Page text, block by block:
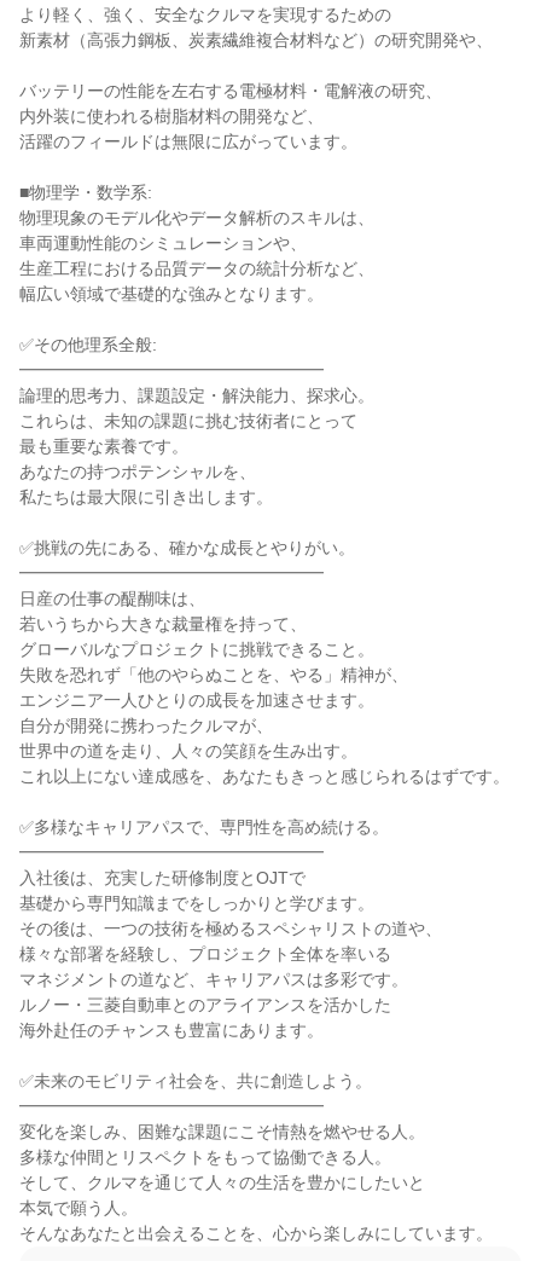
より軽く、強く、安全なクルマを実現するための
新素材（高張力鋼板、炭素繊維複合材料など）の研究開発や、
バッテリーの性能を左右する電極材料・電解液の研究、
内外装に使われる樹脂材料の開発など、
活躍のフィールドは無限に広がっています。
■物理学・数学系:
物理現象のモデル化やデータ解析のスキルは、
車両運動性能のシミュレーションや、
生産工程における品質データの統計分析など、
幅広い領域で基礎的な強みとなります。
✅その他理系全般:
━━━━━━━━━━━━━━━━━━
論理的思考力、課題設定・解決能力、探求心。
これらは、未知の課題に挑む技術者にとって
最も重要な素養です。
あなたの持つポテンシャルを、
私たちは最大限に引き出します。
✅挑戦の先にある、確かな成長とやりがい。
━━━━━━━━━━━━━━━━━━
日産の仕事の醍醐味は、
若いうちから大きな裁量権を持って、
グローバルなプロジェクトに挑戦できること。
失敗を恐れず「他のやらぬことを、やる」精神が、
エンジニア一人ひとりの成長を加速させます。
自分が開発に携わったクルマが、
世界中の道を走り、人々の笑顔を生み出す。
これ以上にない達成感を、あなたもきっと感じられるはずです。
✅多様なキャリアパスで、専門性を高め続ける。
━━━━━━━━━━━━━━━━━━
入社後は、充実した研修制度とOJTで
基礎から専門知識までをしっかりと学びます。
その後は、一つの技術を極めるスペシャリストの道や、
様々な部署を経験し、プロジェクト全体を率いる
マネジメントの道など、キャリアパスは多彩です。
ルノー・三菱自動車とのアライアンスを活かした
海外赴任のチャンスも豊富にあります。
✅未来のモビリティ社会を、共に創造しよう。
━━━━━━━━━━━━━━━━━━
変化を楽しみ、困難な課題にこそ情熱を燃やせる人。
多様な仲間とリスペクトをもって協働できる人。
そして、クルマを通じて人々の生活を豊かにしたいと
本気で願う人。
そんなあなたと出会えることを、心から楽しみにしています。